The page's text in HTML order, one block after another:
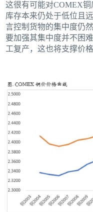
这很有可能对COMEX
库存本来仍处于低位且
言控制货物的集中度仍
要加强其集中度并不困
工复产，这也将支撑价